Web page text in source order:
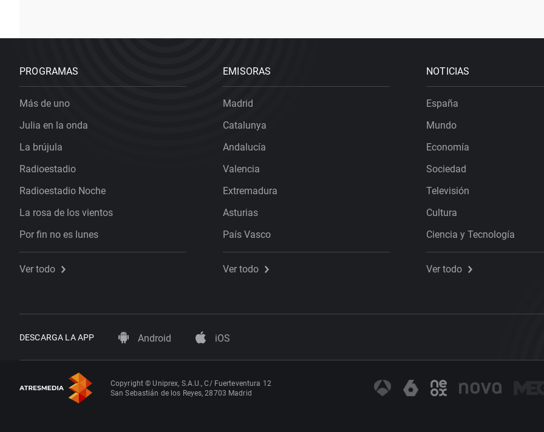
PROGRAMAS
Más de uno
Julia en la onda
La brújula
Radioestadio
Radioestadio Noche
La rosa de los vientos
Por fin no es lunes
Ver todo
EMISORAS
Madrid
Catalunya
Andalucía
Valencia
Extremadura
Asturias
País Vasco
Ver todo
NOTICIAS
España
Mundo
Economía
Sociedad
Televisión
Cultura
Ciencia y Tecnología
Ver todo
DESCARGA LA APP Android iOS
Copyright © Uniprex, S.A.U., C/ Fuerteventura 12
San Sebastián de los Reyes, 28703 Madrid